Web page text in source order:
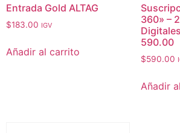
Entrada Gold ALTAG
$183.00 IGV
Añadir al carrito
360» –
590.00
$590.00
Añadir